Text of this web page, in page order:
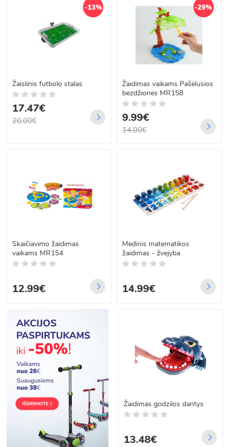
-13%
Žaislinis futbolo stalas
17.47€
20.00€
-29%
Žaidimas vaikams Pašėlusios
bezdžionės MR158
9.99€
14.00€
Skaičiavimo žaidimas
vaikams MR154
12.99€
Medinis matematikos
žaidimas - žvejyba
14.99€
Žaidimas godzilos dantys
13.48€